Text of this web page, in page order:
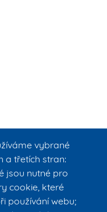
vybrané
a třetích stran:
jsou nutné pro
cookie, které
používání webu;